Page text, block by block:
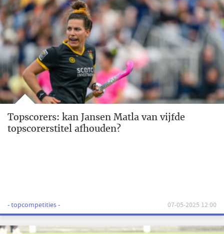
Topscorers: kan Jansen Matla van vijfde
topscorerstitel afhouden?
- topcompetities - 07-05-2025 12:00